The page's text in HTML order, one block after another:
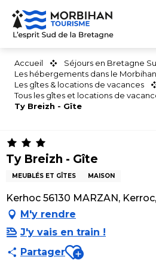
Aller
contenu
Accueil
Séjours en Bretagne
Les hébergements dans le Morbihan
Les gîtes & locations de vacances
Tous les gîtes et locations de
Ty Breizh - Gîte
Ty Breizh - Gîte
MEUBLÉS ET GÎTES MAISON
Kerhoc 56130 MARZAN,
M'y rendre
J'y vais en train !
PartagerAjouter aux favoris